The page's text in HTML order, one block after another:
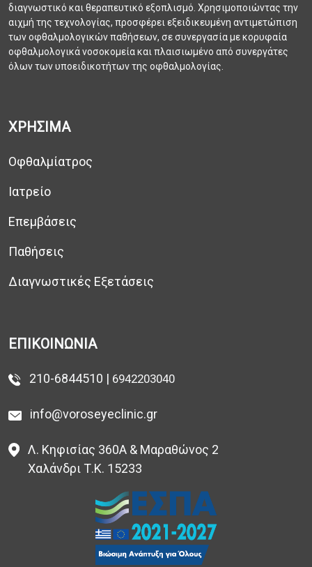
διαγνωστικό και θεραπευτικό εξοπλισμό. Χρησιμοποιώντας την
αιχμή της τεχνολογίας, προσφέρει εξειδικευμένη αντιμετώπιση
των οφθαλμολογικών παθήσεων, σε συνεργασία με κορυφαία
οφθαλμολογικά νοσοκομεία και πλαισιωμένο από συνεργάτες
όλων των υποειδικοτήτων της οφθαλμολογίας.
ΧΡΗΣΙΜΑ
Οφθαλμίατρος
Ιατρείο
Επεμβάσεις
Παθήσεις
Διαγνωστικές Εξετάσεις
ΕΠΙΚΟΙΝΩΝΙΑ
210-6844510 | 6942203040
info@voroseyeclinic.gr
Λ. Κηφισίας 360Α & Μαραθώνος 2
Χαλάνδρι Τ.Κ. 15233